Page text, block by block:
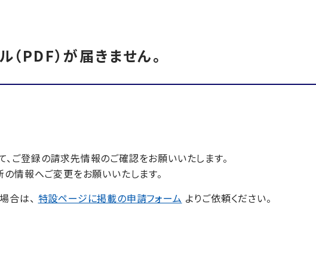
PDF）が届きません。
、ご登録の請求先情報のご確認をお願いいたします。
の情報へご変更をお願いいたします。
合は、 特設ページに掲載の申請フォーム よりご依頼ください。